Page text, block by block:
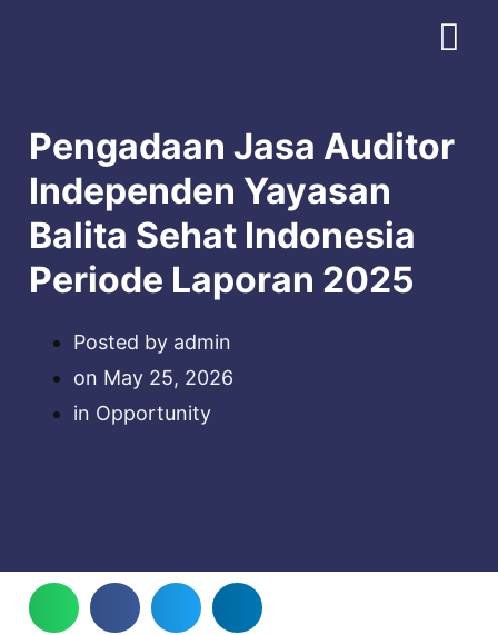
Pengadaan Jasa Auditor
Independen Yayasan
Balita Sehat Indonesia
Periode Laporan 2025
Posted by admin
on May 25, 2026
in Opportunity